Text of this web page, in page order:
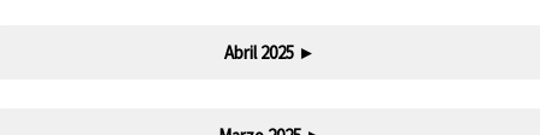
Abril 2025 ►